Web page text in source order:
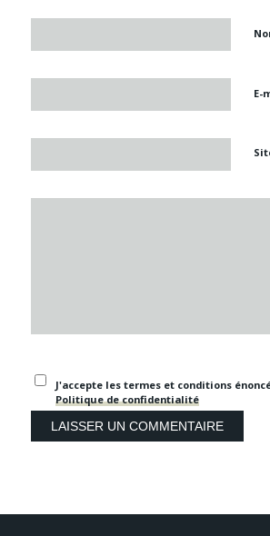
E-
J'accepte les termes et conditions
Politique de confidentialité